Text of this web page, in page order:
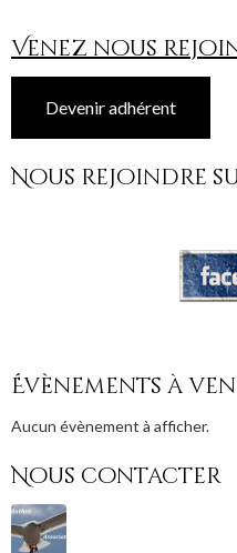
Venez nous
Devenir adhérent
Nous rejoindre
Évènements à
Aucun évènement à afficher.
Nous contacter